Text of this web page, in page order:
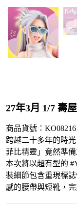
27年3月 1/7 壽
商品貨號：KO08216
跨越二十多年的時
菲比精靈」竟然準備
本次將以超有型的
裝細節包含重現標
感的腰帶與短靴，